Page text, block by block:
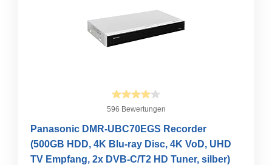
596 Bewertungen
Panasonic DMR-UBC70EGS Recorder
(500GB HDD, 4K Blu-ray Disc, 4K VoD, UHD
TV Empfang, 2x DVB-C/T2 HD Tuner, silber)